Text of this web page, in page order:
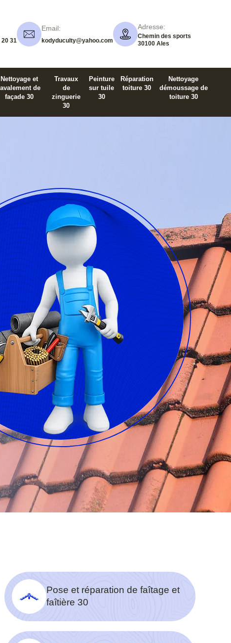
20 31
Email:
kodyduculty@yahoo.com
Adresse:
Chemin des sports
30100 Ales
Nettoyage et
de
façade 30
Travaux
de
zinguerie
30
Peinture
sur tuile
30
Réparation
toiture 30
Nettoyage
démoussage de
toiture 30
Pose et réparation de faîtage et
faîtière 30